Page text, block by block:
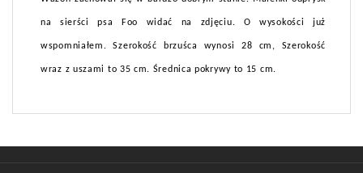
na sierści psa Foo widać na zdjęciu. O wysokości już
wspomniałem. Szerokość brzuśca wynosi 28 cm, Szerokość
wraz z uszami to 35 cm. Średnica pokrywy to 15 cm.